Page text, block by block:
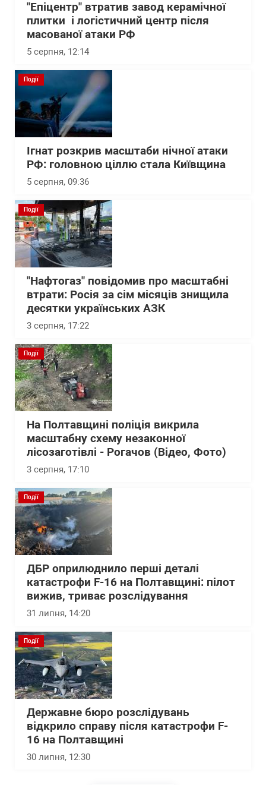
"Епіцентр" втратив завод керамічної
плитки і логістичний центр після
масованої атаки РФ
5 серпня, 12:14
Події
Ігнат розкрив масштаби нічної атаки
РФ: головною ціллю стала Київщина
5 серпня, 09:36
Події
"Нафтогаз" повідомив про масштабні
втрати: Росія за сім місяців знищила
десятки українських АЗК
3 серпня, 17:22
Події
На Полтавщині поліція викрила
масштабну схему незаконної
лісозаготівлі - Рогачов (Відео, Фото)
3 серпня, 17:10
Події
ДБР оприлюднило перші деталі
катастрофи F-16 на Полтавщині: пілот
вижив, триває розслідування
31 липня, 14:20
Події
Державне бюро розслідувань
відкрило справу після катастрофи F-
16 на Полтавщині
30 липня, 12:30